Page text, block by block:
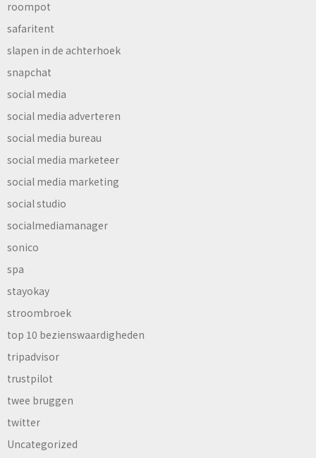
roompot
safaritent
slapen in de achterhoek
snapchat
social media
social media adverteren
social media bureau
social media marketeer
social media marketing
social studio
socialmediamanager
sonico
spa
stayokay
stroombroek
top 10 bezienswaardigheden
tripadvisor
trustpilot
twee bruggen
twitter
Uncategorized